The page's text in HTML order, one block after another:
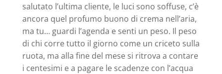
salutato l’ultima cliente, le luci sono soffuse, c’è
ancora quel profumo buono di crema nell’aria,
ma tu… guardi l’agenda e senti un peso. Il peso
di chi corre tutto il giorno come un criceto sulla
ruota, ma alla fine del mese si ritrova a contare
i centesimi e a pagare le scadenze con l’acqua